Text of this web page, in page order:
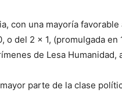
con una mayoría
del 2 x 1, (promulgada en
de Lesa Humanidad,
parte de la clase